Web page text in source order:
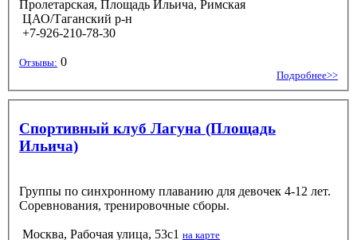
Пролетарская, Площадь Ильича, Римская
ЦАО/Таганский р-н
+7-926-210-78-30
Отзывы: 0
Подробнее>>
Спортивный клуб Лагуна (Площадь
Ильича)
Группы по синхронному плаванию для девочек 4-12 лет.
Соревнования, тренировочные сборы.
Москва, Рабочая улица, 53с1 на карте